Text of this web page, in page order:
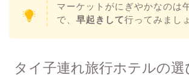
マーケットがにぎやかなのは
で、 早起きして行ってみまし
タイ子連れ旅行ホテルの選